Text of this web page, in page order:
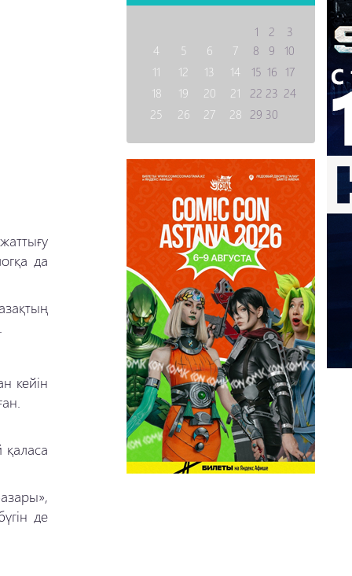
да
кейін
де
1 2
3
4
5 6 7 8 9
10
11
12 13 14 15 16 17
18
19 20 21 22 23 24
25
26 27 28 29 30